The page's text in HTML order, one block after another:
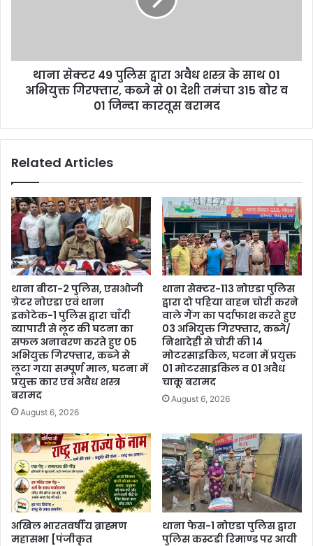
थाना सेक्टर 49 पुलिस द्वारा अवैध शस्त्र के साथ 01
अभियुक्त गिरफ्तार, कब्जे से 01 देशी तमंचा 315 बोर व
01 जिन्दा कारतूस बरामद
Related Articles
थाना बीटा-2 पुलिस, एसओजी
ग्रेटर नोएडा एवं थाना
इकोटेक-1 पुलिस द्वारा चाँदी
व्यापारी से लूट की घटना का
सफल अनावरण करते हुए 05
अभियुक्त गिरफ्तार, कब्जे से
लूटा गया सम्पूर्ण माल, घटना में
प्रयुक्त कार एवं अवैध शस्त्र
बरामद
August 6, 2026
थाना सेक्टर-113 नोएडा पुलिस
द्वारा दो पहिया वाहन चोरी करने
वाले गैंग का पर्दाफाश करते हुए
03 अभियुक्त गिरफ्तार, कब्जे/
निशादेही से चोरी की 14
मोटरसाइकिल, घटना में प्रयुक्त
01 मोटरसाइकिल व 01 अवैध
चाकू बरामद
August 6, 2026
अखिल भारतवर्षीय ब्राह्मण
महासभा [पंजीकृत
थाना फेस-1 नोएडा पुलिस द्वारा
पुलिस कस्टडी रिमाण्ड पर आयी